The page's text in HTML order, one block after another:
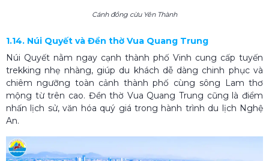
Cánh đồng cừu Yên Thành
1.14. Núi Quyết và Đền thờ Vua Quang Trung
Núi Quyết nằm ngay cạnh thành phố Vinh cung cấp tuyến
trekking nhẹ nhàng, giúp du khách dễ dàng chinh phục và
chiêm ngưỡng toàn cảnh thành phố cùng sông Lam thơ
mộng từ trên cao. Đền thờ Vua Quang Trung cũng là điểm
nhấn lịch sử, văn hóa quý giá trong hành trình du lịch Nghệ
An.